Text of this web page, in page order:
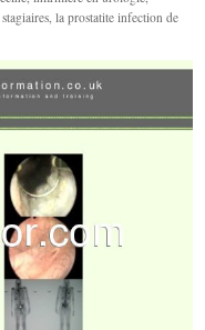
la prostatite infection de